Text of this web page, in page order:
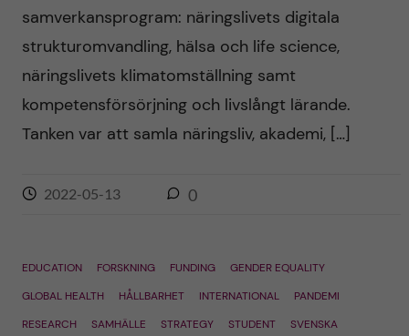
samverkansprogram: näringslivets digitala
strukturomvandling, hälsa och life science,
näringslivets klimatomställning samt
kompetensförsörjning och livslångt lärande.
Tanken var att samla näringsliv, akademi, […]
2022-05-13 0
EDUCATION FORSKNING FUNDING
GENDER EQUALITY
GLOBAL HEALTH
HÅLLBARHET INTERNATIONAL
PANDEMI
RESEARCH
SAMHÄLLE STRATEGY STUDENT
SVENSKA